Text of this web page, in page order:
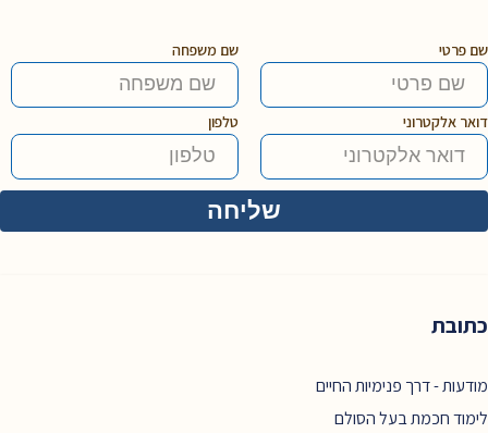
שם פרטי שם משפחה
דואר אלקטרוני טלפון
כתובת
מודעות - דרך פנימיות החיים
לימוד חכמת בעל הסולם